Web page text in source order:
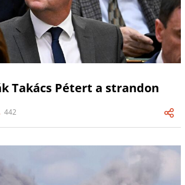
Takács Pétert a strandon
442